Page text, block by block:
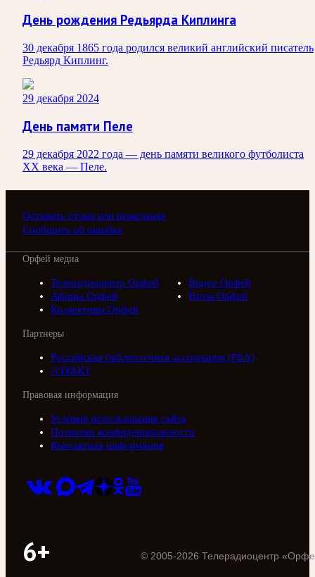
День рождения Редьярда Киплинга
30 декабря 1865 года родился великий английский писатель
Редьярд Киплинг.
29 декабря 2024
День памяти Пеле
29 декабря 2022 года — день памяти великого футболиста
ХХ века — Пеле.
Оставить отзыв или пожелание
Сообщить об ошибке
Орфей медиа
Телерадиоцентр Орфей
Видео Орфей
Афиша Орфей
Ноты Орфей
Коллективы Орфей
Партнеры
Российская библиотечная ассоциация (РБА)
///ТРАКТ
Правовая информация
Условия использования сайта
Политика конфиденциальности
Контактная информация
6+ © 2005-2026 Телерадиоцентр